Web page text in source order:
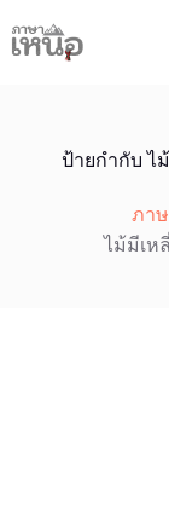
to
content
ป้ายกำกับ ไ
ภา
ไม้มีเห